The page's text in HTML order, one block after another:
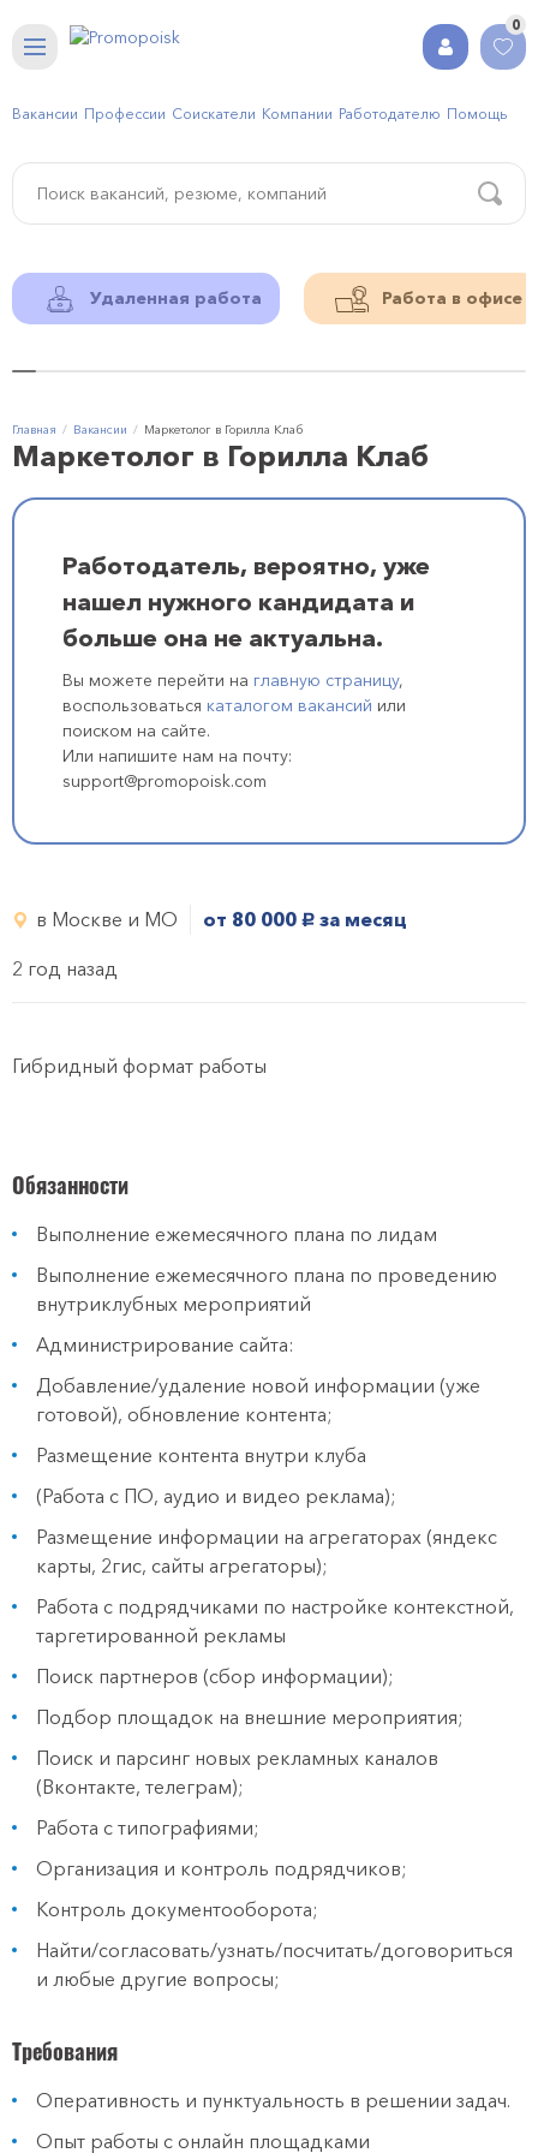
0
Вакансии Профессии Соискатели Компании Работодателю Помощь
Удаленная работа Работа в офисе
Главная Вакансии Маркетолог в Горилла Клаб
Маркетолог в Горилла Клаб
Работодатель, вероятно, уже
нашел нужного кандидата и
больше она не актуальна.
Вы можете перейти на главную страницу,
воспользоваться каталогом вакансий или
поиском на сайте.
Или напишите нам на почту:
support@promopoisk.com
в Москве и МО от 80 000 руб. за месяц
2 год назад
Гибридный формат работы
Обязанности
Выполнение ежемесячного плана по лидам
Выполнение ежемесячного плана по проведению
внутриклубных мероприятий
Администрирование сайта:
Добавление/удаление новой информации (уже
готовой), обновление контента;
Размещение контента внутри клуба
(Работа с ПО, аудио и видео реклама);
Размещение информации на агрегаторах (яндекс
карты, 2гис, сайты агрегаторы);
Работа с подрядчиками по настройке контекстной,
таргетированной рекламы
Поиск партнеров (сбор информации);
Подбор площадок на внешние мероприятия;
Поиск и парсинг новых рекламных каналов
(Вконтакте, телеграм);
Работа с типографиями;
Организация и контроль подрядчиков;
Контроль документооборота;
Найти/согласовать/узнать/посчитать/договориться
и любые другие вопросы;
Требования
Оперативность и пунктуальность в решении задач.
Опыт работы с онлайн площадками